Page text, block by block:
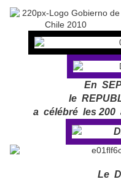
En
le
a célébré les 200
Le